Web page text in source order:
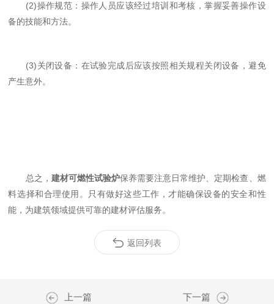
(2)操作规范：操作人员应该经过培训和考核，掌握妥善操作设
备的技能和方法。
(3)关闭设备：在试验完成后应该按照相关规程关闭设备，避免
产生意外。
总之， 建材可燃性试验炉保养需要注意日常维护、定期检查、燃
料选择和合理使用。只有做好这些工作，才能确保设备的安全和性
能，为建筑领域提供可靠的建材评估服务。
返回列表
上一篇 下一篇